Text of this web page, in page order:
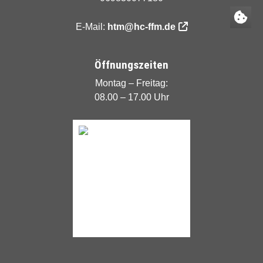
E-Mail: htm@hc-ffm.de
Öffnungszeiten
Montag – Freitag:
08.00 – 17.00 Uhr